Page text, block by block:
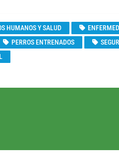
HUMANOS Y SALUD
PERROS ENTRENADOS